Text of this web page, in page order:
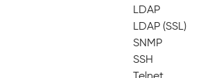
LDAP
LDAP (SSL)
SNMP
SSH